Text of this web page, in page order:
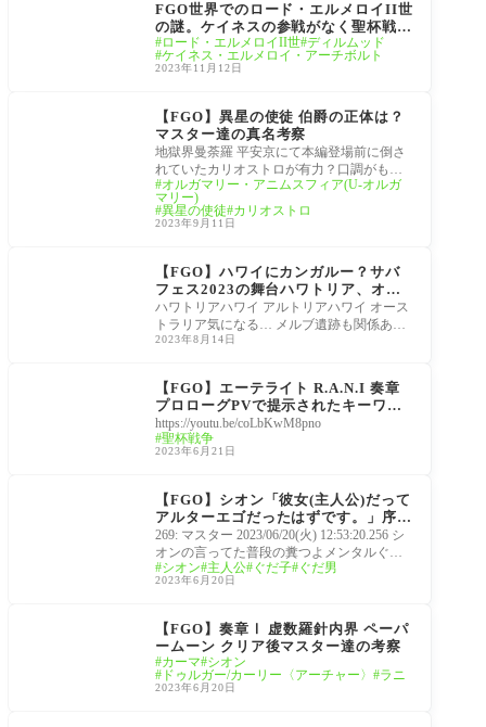
FGO世界でのロード・エルメロイII世
の謎。ケイネスの参戦がなく聖杯戦争
が一回しか行われていないのでII世は
存在しないのでは？
ロード・エルメロイII世 ディルムッド
ケイネス・エルメロイ・アーチボルト
2023年11月12日
【FGO】異星の使徒 伯爵の正体は？
マスター達の真名考察
地獄界曼荼羅 平安京にて本編登場前に倒さ
れていたカリオストロが有力？口調がもの
すごくリンボ
オルガマリー・アニムスフィア(U-オルガ
マリー)
異星の使徒 カリオストロ
2023年9月11日
【FGO】ハワイにカンガルー？サバ
フェス2023の舞台ハワトリア、オー
ストラリア要素も混ざってる？舞台考
察
ハワトリアハワイ アルトリアハワイ オース
トラリア気になる… メルブ遺跡も関係あ
る？
2023年8月14日
【FGO】エーテライト R.A.N.I 奏章
プロローグPVで提示されたキーワー
ド、奏章Iペーパームーンで使われた
キーワード考察
https://youtu.be/coLbKwM8pno
聖杯戦争
2023年6月21日
【FGO】シオン「彼女(主人公)だって
アルターエゴだったはずです。」序章
の入館エラー等、主人公の根幹に関わ
る要素なのでは？
269: マスター 2023/06/20(火) 12:53:20.256 シ
オンの言ってた普段の糞つよメンタルぐだ
じゃなくて一般マスターとしてのぐだだっ
たんじゃね
シオン 主人公 ぐだ子 ぐだ男
2023年6月20日
【FGO】奏章Ⅰ 虚数羅針内界 ペーパ
ームーン クリア後マスター達の考察
カーマ シオン
ドゥルガー/カーリー〈アーチャー〉
ラニ
2023年6月20日